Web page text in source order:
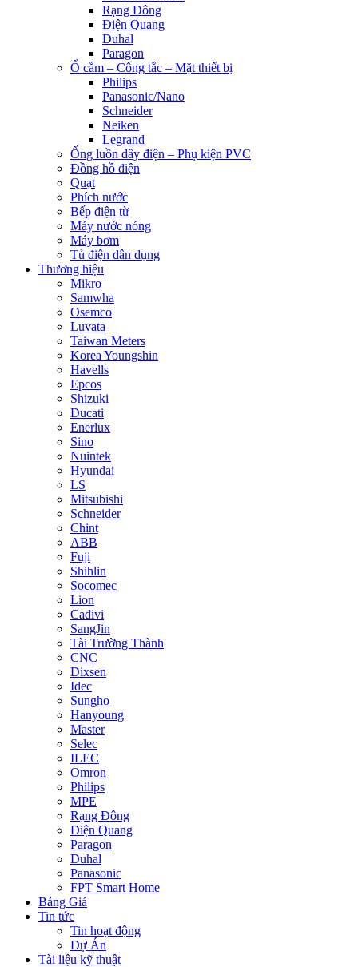
Rạng Đông
Điện Quang
Duhal
Paragon
Ổ cắm – Công tắc – Mặt thiết bị
Philips
Panasonic/Nano
Schneider
Neiken
Legrand
Ống luồn dây điện – Phụ kiện PVC
Đồng hồ điện
Quạt
Phích nước
Bếp điện từ
Máy nước nóng
Máy bơm
Tủ điện dân dụng
Thương hiệu
Mikro
Samwha
Osemco
Luvata
Taiwan Meters
Korea Youngshin
Havells
Epcos
Shizuki
Ducati
Enerlux
Sino
Nuintek
Hyundai
LS
Mitsubishi
Schneider
Chint
ABB
Fuji
Shihlin
Socomec
Lion
Cadivi
SangJin
Tài Trường Thành
CNC
Dixsen
Idec
Sungho
Hanyoung
Master
Selec
ILEC
Omron
Philips
MPE
Rạng Đông
Điện Quang
Paragon
Duhal
Panasonic
FPT Smart Home
Bảng Giá
Tin tức
Tin hoạt động
Dự Án
Tài liệu kỹ thuật